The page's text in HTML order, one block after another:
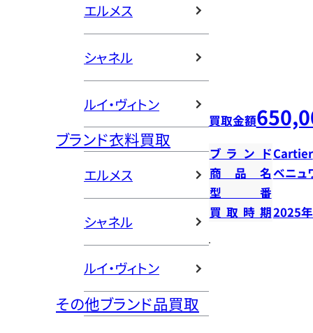
エルメス
シャネル
ルイ・ヴィトン
ブランド衣料買取
エルメス
シャネル
ルイ・ヴィトン
その他ブランド品買取
買取金額
ブランドCartier
商品名ベニュ
型番
買取時期2025